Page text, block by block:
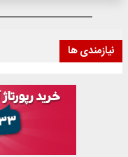
نیازمندی ها